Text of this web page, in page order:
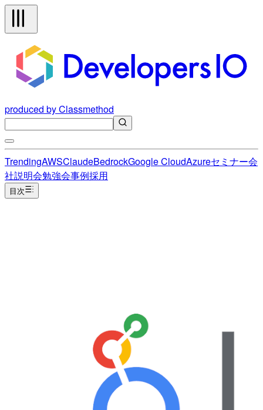
produced by Classmethod
TrendingAWSClaudeBedrockGoogle CloudAzureセミナー会
社説明会勉強会事例採用
目次